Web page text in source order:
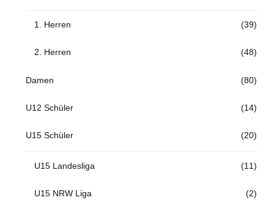
1. Herren (39)
2. Herren (48)
Damen (80)
U12 Schüler (14)
U15 Schüler (20)
U15 Landesliga (11)
U15 NRW Liga (2)